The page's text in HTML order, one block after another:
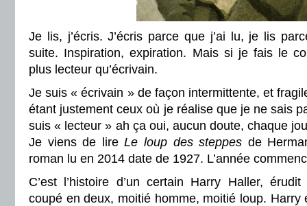
Je lis, j’écris. J’écris parce que j’ai lu, je lis
suite. Inspiration, expiration. Mais si je fais le
plus lecteur qu’écrivain.
Je suis « écrivain » de façon intermittente, et
étant justement ceux où je réalise que je ne sais
suis « lecteur » ah ça oui, aucun doute, chaque
Je viens de lireLe loup des steppes de
roman lu en 2014 date de 1927. L’année
C’est l’histoire d’un certain Harry Haller,
coupé en deux, moitié homme, moitié loup. Harry